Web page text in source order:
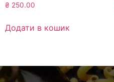
₴ 250.00
Додати в кошик